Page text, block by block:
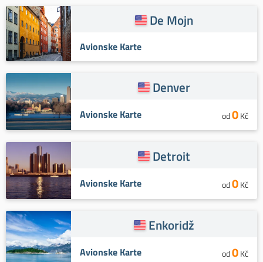
De Mojn
Avionske Karte
Denver
Avionske Karte od0Kč
Detroit
Avionske Karte od0Kč
Enkoridž
Avionske Karte od0Kč